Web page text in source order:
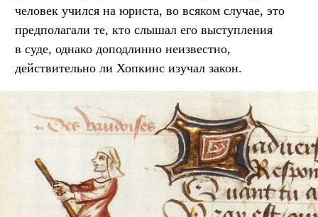
человек учился на юриста, во всяком случае, это
предполагали те, кто слышал его выступления
в суде, однако доподлинно неизвестно,
действительно ли Хопкинс изучал закон.